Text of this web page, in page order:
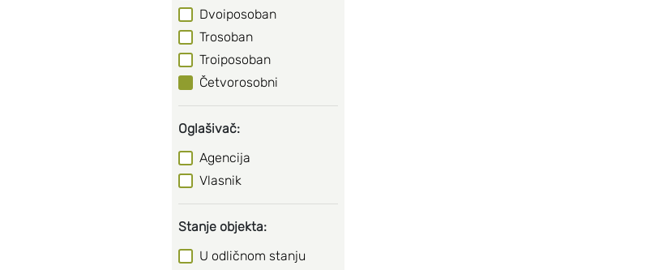
Dvoiposoban
Trosoban
Troiposoban
Četvorosobni
Oglašivač:
Agencija
Vlasnik
Stanje objekta:
U odličnom stanju